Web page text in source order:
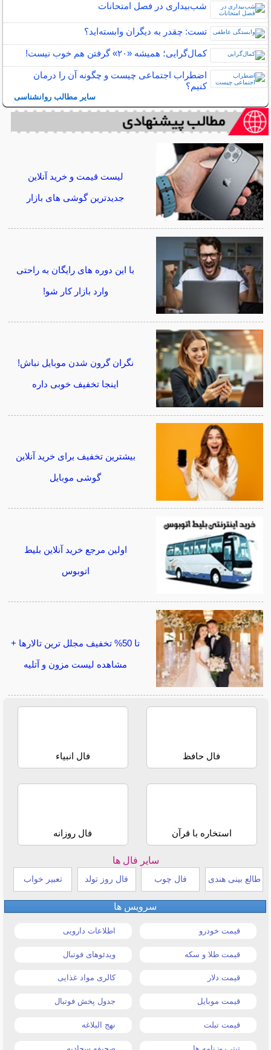
شب‌بیداری در فصل امتحانات
تست: چقدر به دیگران وابسته‌اید؟
کمال‌گرایی؛ همیشه «۲۰» گرفتن هم خوب نیست!
اضطراب اجتماعی چیست و چگونه آن را درمان
کنیم؟
سایر مطالب روانشناسی
لیست قیمت و خرید آنلاین
جدیدترین گوشی های بازار
با این دوره های رایگان به راحتی
وارد بازار کار شو!
نگران گرون شدن موبایل نباش!
اینجا تخفیف خوبی داره
بیشترین تخفیف برای خرید آنلاین
گوشی موبایل
اولین مرجع خرید آنلاین بلیط
اتوبوس
تا 50% تخفیف مجلل ترین تالارها +
مشاهده لیست مزون و آتلیه
فال حافظ فال انبیاء
استخاره با قرآن فال روزانه
سایر فال ها
طالع بینی هندی فال چوب فال روز تولد تعبیر خواب
سرویس ها
قیمت خودرو اطلاعات دارویی
قیمت طلا و سکه ویدئوهای فوتبال
قیمت دلار کالری مواد غذایی
قیمت موبایل جدول پخش فوتبال
قیمت تبلت نهج البلاغه